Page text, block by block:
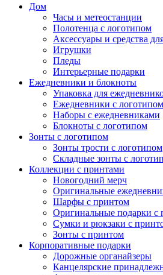
Дом
Часы и метеостанции
Полотенца с логотипом
Аксессуары и средства
Игрушки
Пледы
Интерьерные подарки
Ежедневники и блокноты
Упаковка для
Ежедневники с логотипом
Наборы с ежедневниками
Блокноты с логотипом
Зонты с логотипом
Зонты трости с логотипом
Складные зонты с
Коллекции с принтами
Новогодний мерч
Оригинальные
Шарфы с принтом
Оригинальные подарки с
Сумки и рюкзаки с
Зонты с принтом
Корпоративные подарки
Дорожные органайзеры
Канцелярские